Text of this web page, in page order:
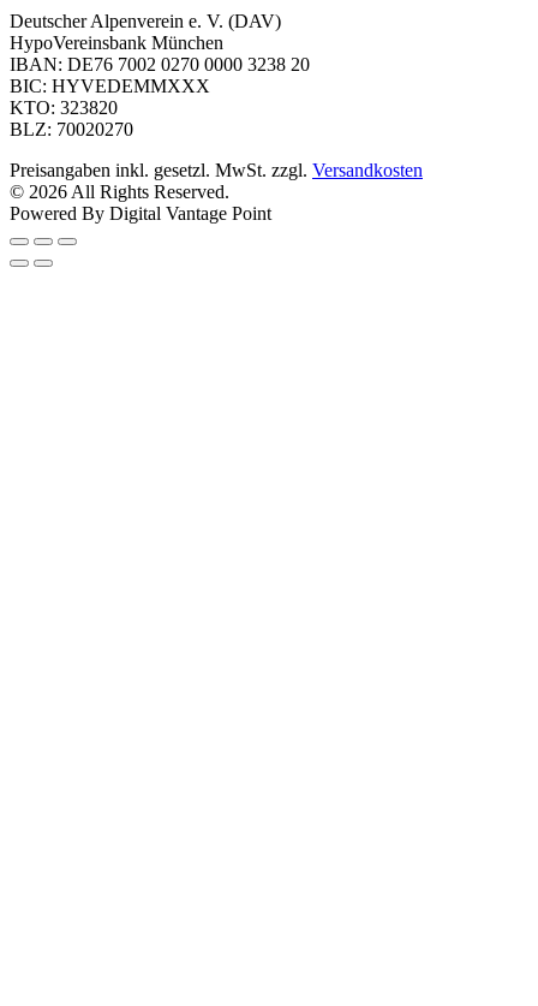
Deutscher Alpenverein e. V. (DAV)
HypoVereinsbank München
IBAN: DE76 7002 0270 0000 3238 20
BIC: HYVEDEMMXXX
KTO: 323820
BLZ: 70020270
Preisangaben inkl. gesetzl. MwSt. zzgl. Versandkosten
© 2026 All Rights Reserved.
Powered By Digital Vantage Point